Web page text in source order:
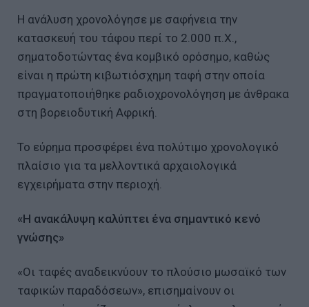
Η ανάλυση χρονολόγησε με σαφήνεια την
κατασκευή του τάφου περί το 2.000 π.Χ.,
σηματοδοτώντας ένα κομβικό ορόσημο, καθώς
είναι η πρώτη κιβωτιόσχημη ταφή στην οποία
πραγματοποιήθηκε ραδιοχρονολόγηση με άνθρακα
στη βορειοδυτική Αφρική.
Το εύρημα προσφέρει ένα πολύτιμο χρονολογικό
πλαίσιο για τα μελλοντικά αρχαιολογικά
εγχειρήματα στην περιοχή.
«Η ανακάλυψη καλύπτει ένα σημαντικό κενό
γνώσης»
«Οι ταφές αναδεικνύουν το πλούσιο μωσαϊκό των
ταφικών παραδόσεων», επισημαίνουν οι